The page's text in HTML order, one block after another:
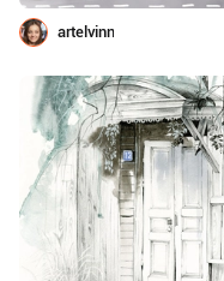
artelvinn